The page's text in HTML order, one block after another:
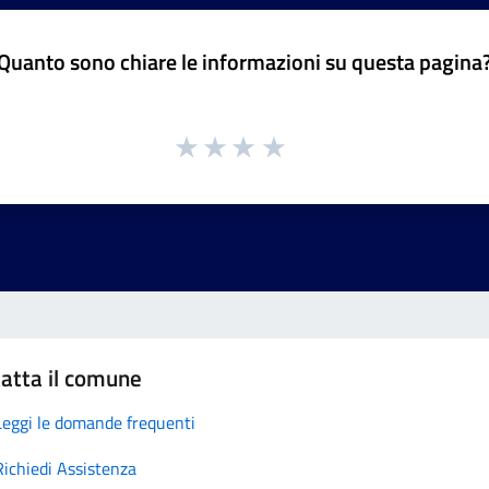
sono chiare le informazioni su questa
il comune
le domande frequenti
Assistenza